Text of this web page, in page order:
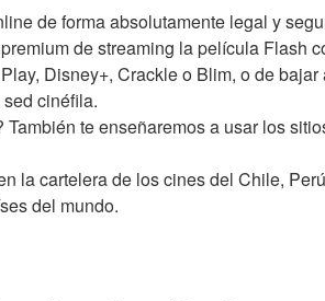
de forma absolutamente legal y
de streaming la película Flash
Disney+, Crackle o Blim, o de
cinéfila.
te enseñaremos a usar los
la cartelera de los cines del Chile,
del mundo.